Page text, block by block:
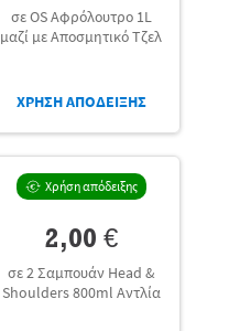
σε OS Αφρόλουτρο 1L
μαζί με Αποσμητικό Τζελ
ΧΡΗΣΗ ΑΠΟΔΕΙΞΗΣ
Χρήση απόδειξης
2,00 €
σε 2 Σαμπουάν Head &
Shoulders 800ml Αντλία